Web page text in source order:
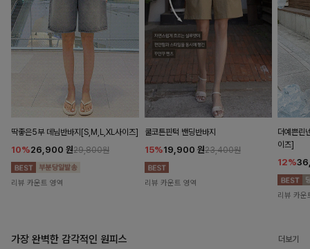
딱좋은5부 데님반바지[S,M,L,XL사이즈]
10%26,900 원29,800원
리뷰 카운트 영역
쿨코튼핀턱 밴딩반바지
15%19,900 원23,400원
리뷰 카운트 영역
더예쁜린
이즈]
12%
리뷰 카운
가장 완벽한 감각적인 원피스 더보기